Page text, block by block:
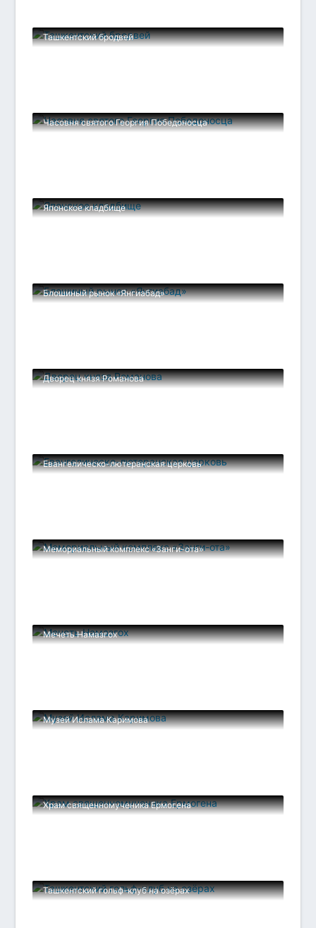
Ташкентский бродвей
Часовня святого Георгия Победоносца
Японское кладбище
Блошиный рынок «Янгиабад»
Дворец князя Романова
Евангелическо-лютеранская церковь
Мемориальный комплекс «Занги-ота»
Мечеть Намазгох
Музей Ислама Каримова
Храм священномученика Ермогена
Ташкентский гольф-клуб на озёрах